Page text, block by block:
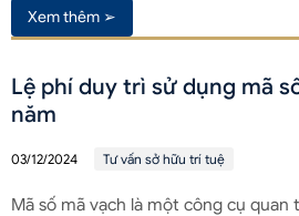
Xem thêm ➢
Lệ phí duy trì sử dụng mã
năm
03/12/2024 Tư vấn sở hữu trí tuệ
Mã số mã vạch là một công cụ